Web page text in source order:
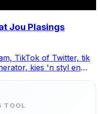
Jou Plasings
TikTok of Twitter, tik
kies 'n styl en
TOOL